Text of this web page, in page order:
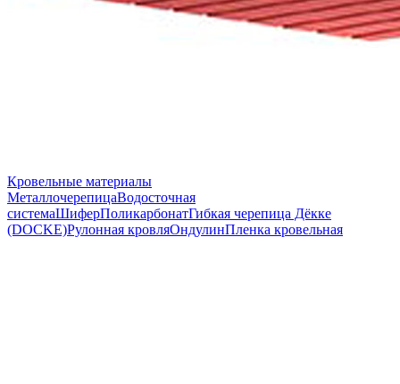
Кровельные материалы
МеталлочерепицаВодосточная
системаШиферПоликарбонатГибкая черепица Дёкке
(DOCKE)Рулонная кровляОндулинПленка кровельная